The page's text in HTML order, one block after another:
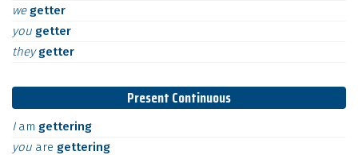
we getter
you getter
theygetter
Present Continuous
I am gettering
you are gettering